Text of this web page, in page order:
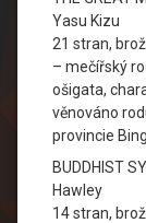
Yasu Kizu
21 stran,
– mečířský
ošigata,
věnováno
provincie
BUDDHIST
Hawley
14 stran,